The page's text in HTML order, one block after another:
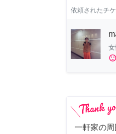
依頼されたチ
女
sentiment_satisfied
一軒家の